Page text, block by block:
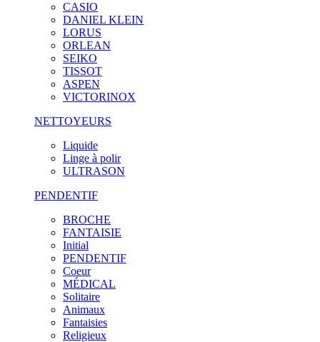
CASIO
DANIEL KLEIN
LORUS
ORLEAN
SEIKO
TISSOT
ASPEN
VICTORINOX
NETTOYEURS
Liquide
Linge à polir
ULTRASON
PENDENTIF
BROCHE
FANTAISIE
Initial
PENDENTIF
Coeur
MÉDICAL
Solitaire
Animaux
Fantaisies
Religieux